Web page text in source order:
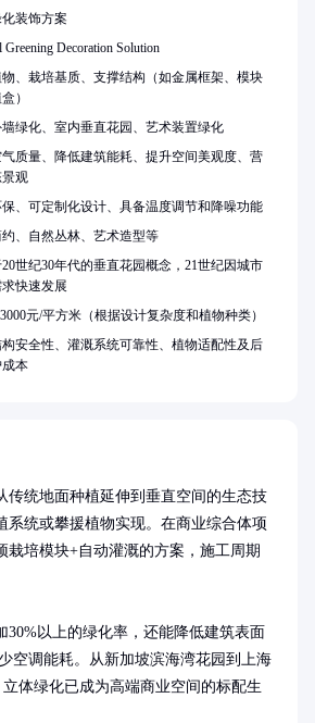
传统地面种植延伸到垂直空间的生态技
系统或攀援植物实现。在商业综合体项
栽培模块+自动灌溉的方案，施工周期
30%以上的绿化率，还能降低建筑表面
空调能耗。从新加坡滨海湾花园到上海
体绿化已成为高端商业空间的标配生
装饰方案
Greening Decoration Solution
、栽培基质、支撑结构（如金属框架、模块
）
绿化、室内垂直花园、艺术装置绿化
质量、降低建筑能耗、提升空间美观度、营
观
、可定制化设计、具备温度调节和降噪功能
、自然丛林、艺术造型等
世纪30年代的垂直花园概念，21世纪因城市
快速发展
元/平方米（根据设计复杂度和植物种类）
构安全性、灌溉系统可靠性、植物适配性及后
本